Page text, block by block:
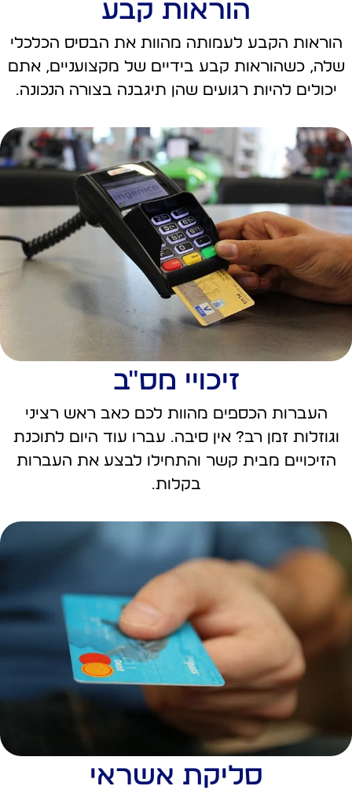
הוראות קבע
הוראות הקבע לעמותה מהוות את הבסיס הכלכלי
שלה, כשהוראות קבע בידיים של מקצועניים, אתם
יכולים להיות רגועים שהן תיגבנה בצורה הנכונה.
זיכויי מס"ב
העברות הכספים מהוות לכם כאב ראש רציני
וגוזלות זמן רב? אין סיבה. עברו עוד היום לתוכנת
הזיכויים מבית קשר והתחילו לבצע את העברות
בקלות.
סליקת אשראי